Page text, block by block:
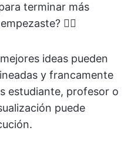
terminar más
😵‍💫
ideas pueden
y francamente
estudiante, profesor o
puede